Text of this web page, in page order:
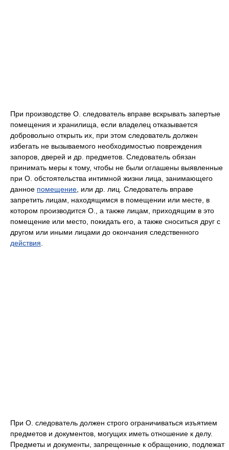
При производстве О. следователь вправе вскрывать запертые
помещения и хранилища, если владелец отказывается
добровольно открыть их, при этом следователь должен
избегать не вызываемого необходимостью повреждения
запоров, дверей и др. предметов. Следователь обязан
принимать меры к тому, чтобы не были оглашены выявленные
при О. обстоятельства интимной жизни лица, занимающего
данное помещение , или др. лиц. Следователь вправе
запретить лицам, находящимся в помещении или месте, в
котором производится О., а также лицам, приходящим в это
помещение или место, покидать его, а также сноситься друг с
другом или иными лицами до окончания следственного
действия
При О. следователь должен строго ограничиваться изъятием
предметов и документов, могущих иметь отношение к делу.
Предметы и документы, запрещенные к обращению, подлежат